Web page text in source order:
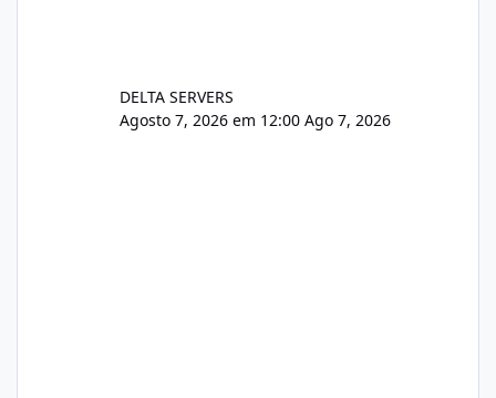
DELTA SERVERS
Agosto 7, 2026 em 12:00 Ago 7, 2026